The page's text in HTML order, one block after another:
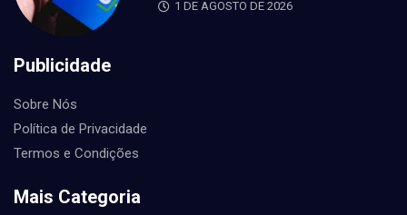
1 DE AGOSTO DE 2026
Publicidade
Sobre Nós
Política de Privacidade
Termos e Condições
Mais Categoria